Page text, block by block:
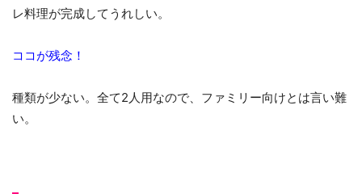
レ料理が完成してうれしい。
ココが残念！
種類が少ない。全て2人用なので、ファミリー向けとは言い難
い。